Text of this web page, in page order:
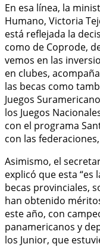
En esa línea, la
Humano, Victoria
está reflejada la
como de Coprode,
vemos en las
en clubes,
las becas como
Juegos
los Juegos
con el programa
con las
Asimismo, el
explicó que esta “es
becas provinciales,
han obtenido
este año, con
panamericanos y
los Junior, que